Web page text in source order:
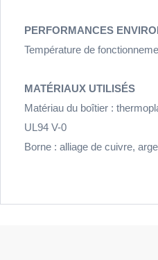
PERFORMANCES
Température de
MATÉRIAUX UTILISÉS
Matériau du boîtier :
UL94 V-0
Borne : alliage de cuivre,